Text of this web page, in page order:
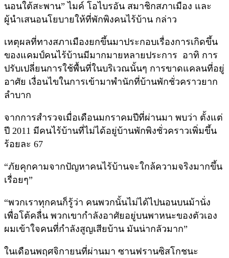
นอนใต้สะพาน” ไมค์ โอไบรอัน สมาชิกสภาเมือง และ
ผู้นำเสนอนโยบายให้ที่พักพิงคนไร้บ้าน กล่าว
เหตุผลที่ทางสภาเมืองยกขึ้นมาประกอบเรื่องการเกิดขึ้น
ของแคมป์คนไร้บ้านมีมากมายหลายประการ อาทิ การ
ปรับเปลี่ยนการใช้พื้นที่ในบริเวณนั้นๆ การขาดแคลนที่อยู่
อาศัย เงื่อนไขในการเข้ามาพำนักที่บ้านพักชั่วคราวยาก
ลำบาก
จากการสำรวจเมื่อเดือนมกราคมปีที่ผ่านมา พบว่า ตั้งแต่
ปี 2011 มีคนไร้บ้านที่ไม่ได้อยู่บ้านพักพิงชั่วคราวเพิ่มขึ้น
ร้อยละ 67
“ภัยคุกคามจากปัญหาคนไร้บ้านจะใกล้ความจริงมากขึ้น
เรื่อยๆ”
“พวกเราทุกคนก็รู้ว่า คนพวกนั้นไม่ได้ไปนอนบนม้านั่ง
เพื่อโต้คลื่น พวกเขากำลังอาศัยอยู่บนพาหนะของตัวเอง
ผมเข้าใจคนที่กำลังสูญเสียบ้าน มันน่ากลัวมาก”
ในเดือนพฤศจิกายนที่ผ่านมา ซานฟรานซิสโกชนะ